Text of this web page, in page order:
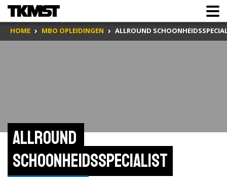
HOME MBO OPLEIDINGEN ALLROUND
Allround
schoonheidsspecialist